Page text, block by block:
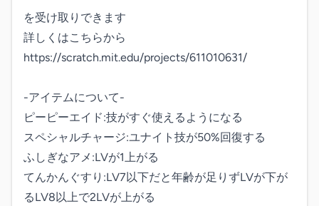
を受け取りできます
詳しくはこちらから
https://scratch.mit.edu/projects/611010631/
-アイテムについて-
ピーピーエイド:技がすぐ使えるようになる
スペシャルチャージ:ユナイト技が50%回復する
ふしぎなアメ:LVが1上がる
てんかんぐすり:LV7以下だと年齢が足りずLVが下が
るLV8以上で2LVが上がる